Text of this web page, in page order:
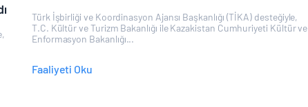
Türk İşbirliği ve Koordinasyon Ajansı Başkanlığı (TİKA) desteğiyle,
T.C. Kültür ve Turizm Bakanlığı ile Kazakistan Cumhuriyeti Kültür ve
Enformasyon Bakanlığı...
Faaliyeti Oku